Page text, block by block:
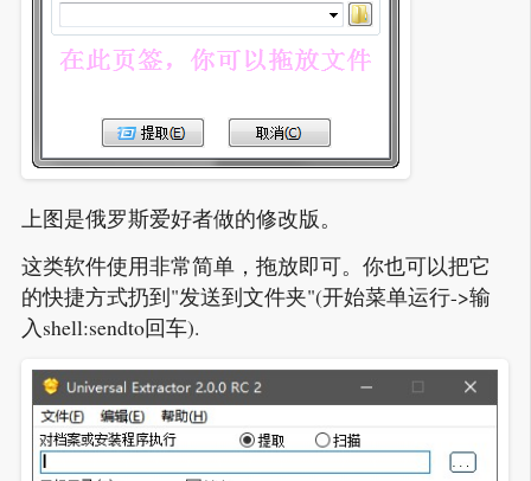
上图是俄罗斯爱好者做的修改版。
这类软件使用非常简单，拖放即可。你也可以把它
的快捷方式扔到"发送到文件夹"(开始菜单运行->输
入shell:sendto回车).